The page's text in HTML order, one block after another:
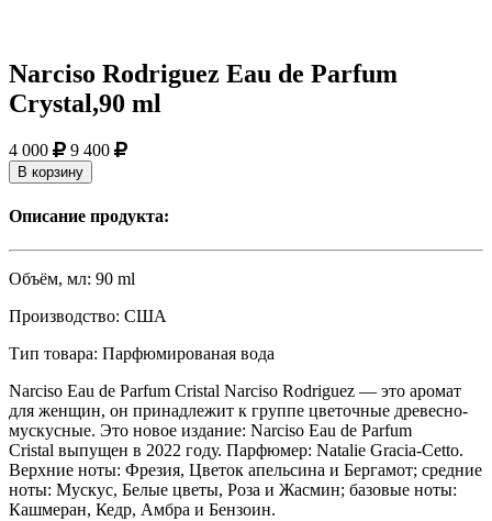
Narciso Rodriguez Eau de Parfum
Crystal,90 ml
4 000 9 400
В корзину
Описание продукта:
Объём, мл: 90 ml
Производство: США
Тип товара: Парфюмированая вода
Narciso Eau de Parfum Cristal Narciso Rodriguez — это аромат
для женщин, он принадлежит к группе цветочные древесно-
мускусные. Это новое издание: Narciso Eau de Parfum
Cristal выпущен в 2022 году. Парфюмер: Natalie Gracia-Cetto.
Верхние ноты: Фрезия, Цветок апельсина и Бергамот; средние
ноты: Мускус, Белые цветы, Роза и Жасмин; базовые ноты:
Кашмеран, Кедр, Амбра и Бензоин.